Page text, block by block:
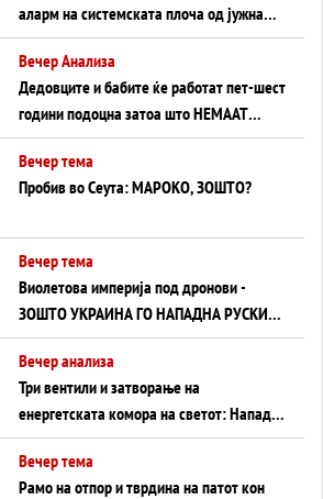
аларм на системската плоча од јужна
Германија до Црното Море...
Вечер Анализа
Дедовците и бабите ќе работат пет-шест
години подоцна затоа што НЕМААТ
ВНУЦИ ДА ГИ ЗАМЕНАТ
Вечер тема
Пробив во Сеута: МАРОКО, ЗОШТО?
Вечер тема
Виолетова империја под дронови -
ЗОШТО УКРАИНА ГО НАПАДНА РУСКИОТ
WILDBERRIES
Вечер анализа
Три вентили и затворање на
енергетската комора на светот: Нападот
во Суец најавува глобален енергетски
инфаркт?
Вечер тема
Рамо на отпор и тврдина на патот кон